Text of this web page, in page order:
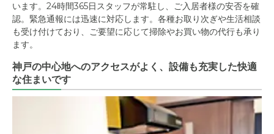
います。24時間365日スタッフが常駐し、ご入居者様の安否を確
認。緊急通報には迅速に対応します。各種お取り次ぎや生活相談
も受け付けており、ご要望に応じて掃除やお買い物の代行も承り
ます。
神戸の中心地へのアクセスがよく、設備も充実した快適
な住まいです